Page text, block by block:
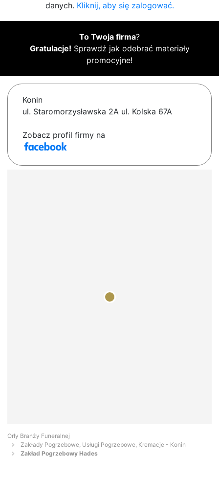
danych. Kliknij, aby się zalogować.
To Twoja firma?
Gratulacje! Sprawdź jak odebrać materiały
promocyjne!
Konin
ul. Staromorzysławska 2A ul. Kolska 67A
Zobacz profil firmy na
Orły Branży Funeralnej
Zakłady Pogrzebowe, Usługi Pogrzebowe, Kremacje - Konin
Zakład Pogrzebowy Hades